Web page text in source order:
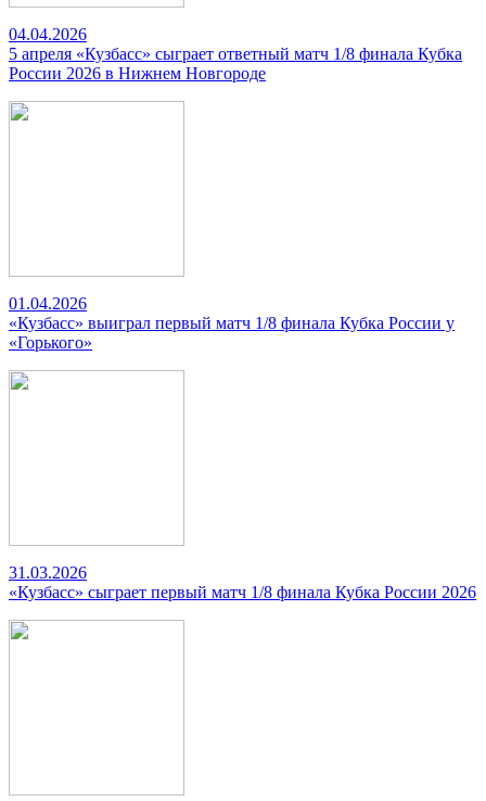
04.04.2026
5 апреля «Кузбасс» сыграет ответный матч 1/8 финала Кубка
России 2026 в Нижнем Новгороде
01.04.2026
«Кузбасс» выиграл первый матч 1/8 финала Кубка России у
«Горького»
31.03.2026
«Кузбасс» сыграет первый матч 1/8 финала Кубка России 2026